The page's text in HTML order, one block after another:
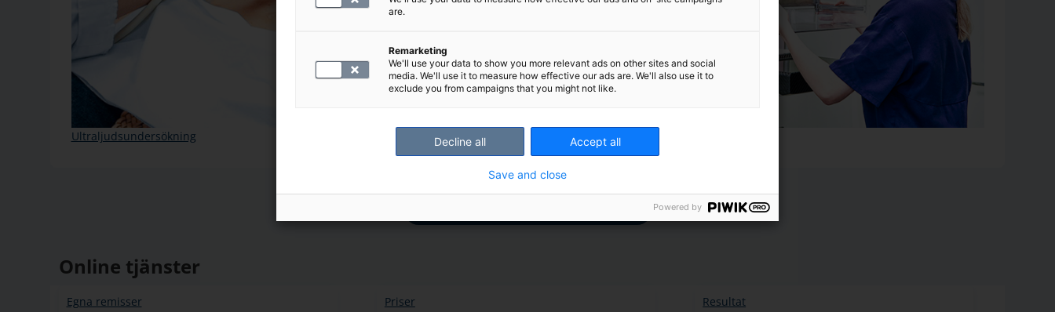
Ultraljudsundersökning Bröstundersökning
Online tjänster
Egna remisser
Priser
Resultat
are.
Remarketing
We'll use your data to show you more relevant ads on other sites and social
media. We'll use it to measure how effective our ads are. We'll also use it to
exclude you from campaigns that you might not like.
Accept all
Decline all
Save and close
Powered by